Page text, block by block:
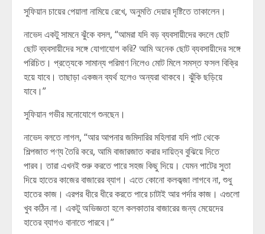
সুফিয়ান চায়ের পেয়ালা নামিয়ে রেখে, অনুমতি দেয়ার দৃষ্টিতে তাকালেন।
নাভেদ একটু সামনে ঝুঁকে বসল, “আমরা যদি বড় ব্যবসায়ীদের বদলে ছোট
ছোট ব্যবসায়ীদের সঙ্গে যোগাযোগ করি? আমি অনেক ছোট ব্যবসায়ীদের সঙ্গে
পরিচিত। প্রত্যেকে সামান্য পরিমাণ নিলেও মোট মিলে সমস্ত ফসল বিক্রি
হয়ে যাবে। তাছাড়া একজন ব্যর্থ হলেও অন্যরা থাকবে। ঝুঁকি ছড়িয়ে
যাবে।”
সুফিয়ান গভীর মনোযোগে শুনছেন।
নাভেদ বলতে লাগল, “আর আপনার জমিদারির মহিলারা যদি পাট থেকে
শিল্পজাত পণ্য তৈরি করে, আমি বাজারজাত করার দায়িত্ব বুঝিয়ে দিতে
পারব। তারা এখনই শুরু করতে পারে সহজ কিছু দিয়ে। যেমন পাটের সুতা
দিয়ে হাতের কাজের বাজারের ব্যাগ। এতে কোনো কলকব্জা লাগবে না, শুধু
হাতের কাজ। এরপর ধীরে ধীরে করতে পারে চাটাই আর পর্দার কাজ। এগুলো
খুব কঠিন না। একটু অভিজ্ঞতা হলে কলকাতার বাজারের জন্য মেয়েদের
হাতের ব্যাগও বানাতে পারবে।”